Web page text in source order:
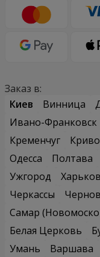
Заказ в:
Киев
Винница
Ивано-Франковск
Кременчуг
Одесса
Полтава
Ужгород
Харьков
Черкассы
Самар
Белая Церковь
Умань
Варшава